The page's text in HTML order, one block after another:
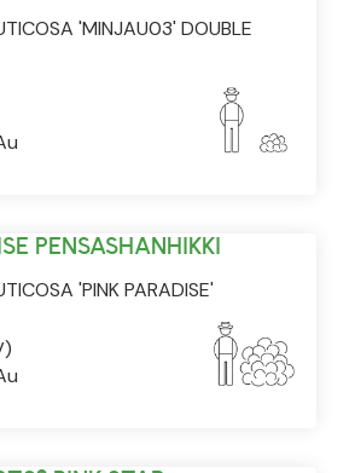
'MINJAU03' DOUBLE
PENSASHANHIKKI
'PINK PARADISE'